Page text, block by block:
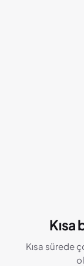
Kısa sürede